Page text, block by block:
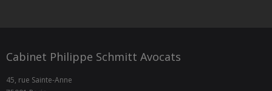
Cabinet Philippe Schmitt Avocats
45, rue Sainte-Anne